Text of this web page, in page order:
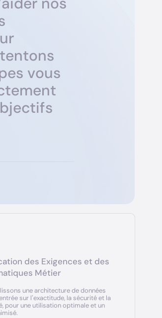
ur
tentons
es vous
tement
bjectifs
des Exigences et des
Métier
une architecture de données
sur l’exactitude, la sécurité et la
pour une utilisation optimale et un